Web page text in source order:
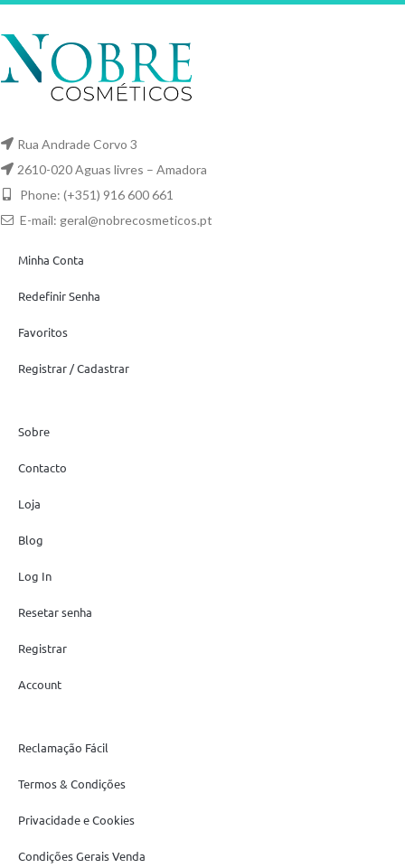
Rua Andrade Corvo 3
2610-020 Aguas livres – Amadora
Phone: (+351) 916 600 661
E-mail: geral@nobrecosmeticos.pt
Minha Conta
Redefinir Senha
Favoritos
Registrar / Cadastrar
Sobre
Contacto
Loja
Blog
Log In
Resetar senha
Registrar
Account
Reclamação Fácil
Termos & Condições
Privacidade e Cookies
Condições Gerais Venda